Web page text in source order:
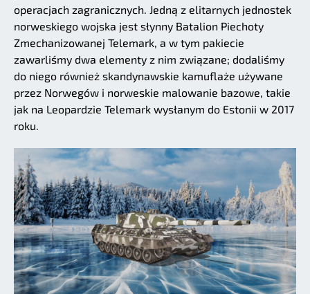
operacjach zagranicznych. Jedną z elitarnych jednostek
norweskiego wojska jest słynny Batalion Piechoty
Zmechanizowanej Telemark, a w tym pakiecie
zawarliśmy dwa elementy z nim związane; dodaliśmy
do niego również skandynawskie kamuflaże używane
przez Norwegów i norweskie malowanie bazowe, takie
jak na Leopardzie Telemark wysłanym do Estonii w 2017
roku.